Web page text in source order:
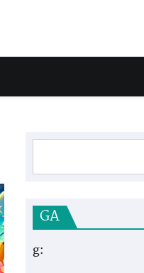
GA
g: